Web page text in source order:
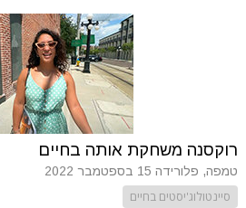
רוקסנה משחקת אותה בחיים
טמפה, פלורידה 15 בספטמבר 2022
סיינטולוג'יסטים בחיים